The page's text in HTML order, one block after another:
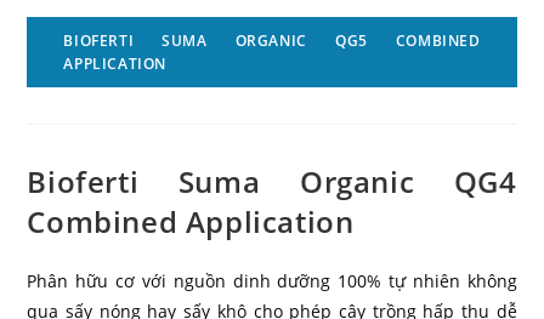
BIOFERTI SUMA ORGANIC QG5 COMBINED
APPLICATION
Bioferti Suma Organic QG4
Combined Application
Phân hữu cơ với nguồn dinh dưỡng 100% tự nhiên không
qua sấy nóng hay sấy khô cho phép cây trồng hấp thu dễ